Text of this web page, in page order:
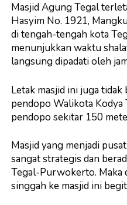
Masjid Agung Tegal
Hasyim No. 1921,
di tengah-tengah kota
menunjukkan waktu
langsung dipadati oleh
Letak masjid ini juga
pendopo Walikota Kodya
pendopo sekitar 150
Masjid yang menjadi
sangat strategis dan
Tegal-Purwokerto. Maka
singgah ke masjid ini